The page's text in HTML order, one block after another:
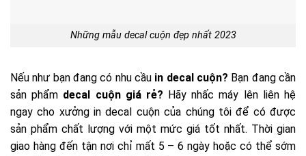
Những mẫu decal cuộn đẹp nhất 2023
Nếu như bạn đang có nhu cầu in decal cuộn? Bạn đang cần
sản phẩm decal cuộn giá rẻ? Hãy nhấc máy lên liên hệ
ngay cho xưởng in decal cuộn của chúng tôi để có được
sản phẩm chất lượng với một mức giá tốt nhất. Thời gian
giao hàng đến tận nơi chỉ mất 5 – 6 ngày hoặc có thể sớm